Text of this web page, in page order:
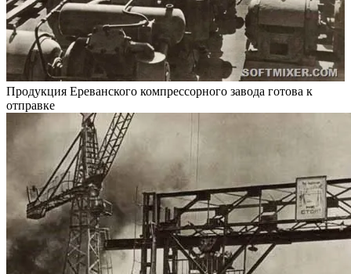
Продукция Ереванского компрессорного завода готова к
отправке